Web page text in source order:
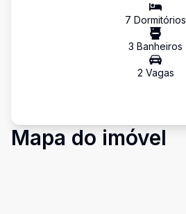
7 Dormitórios
3 Banheiros
2 Vagas
Mapa do imóvel